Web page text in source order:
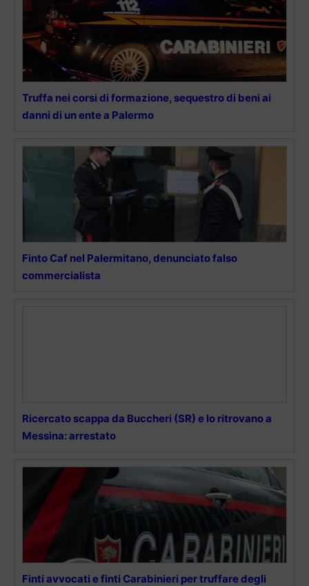
Truffa nei corsi di formazione, sequestro di beni ai
danni di un ente a Palermo
Finto Caf nel Palermitano, denunciato falso
commercialista
Ricercato scappa da Buccheri (SR) e lo ritrovano a
Messina: arrestato
Finti avvocati e finti Carabinieri per truffare degli